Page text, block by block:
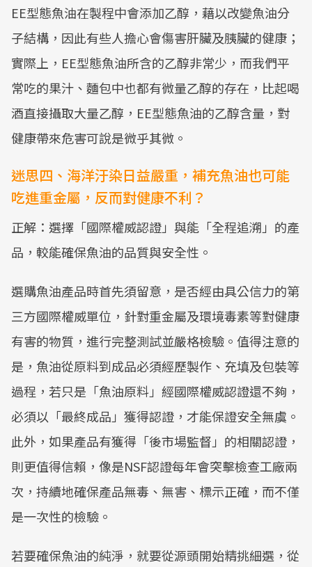
EE型態魚油在製程中會添加乙醇，藉以改變魚油分
子結構，因此有些人擔心會傷害肝臟及胰臟的健康；
實際上，EE型態魚油所含的乙醇非常少，而我們平
常吃的果汁、麵包中也都有微量乙醇的存在，比起喝
酒直接攝取大量乙醇，EE型態魚油的乙醇含量，對
健康帶來危害可說是微乎其微。
迷思四、海洋汙染日益嚴重，補充魚油也可能
吃進重金屬，反而對健康不利？
正解：選擇「國際權威認證」與能「全程追溯」的產
品，較能確保魚油的品質與安全性。
選購魚油產品時首先須留意，是否經由具公信力的第
三方國際權威單位，針對重金屬及環境毒素等對健康
有害的物質，進行完整測試並嚴格檢驗。值得注意的
是，魚油從原料到成品必須經歷製作、充填及包裝等
過程，若只是「魚油原料」經國際權威認證還不夠，
必須以「最終成品」獲得認證，才能保證安全無虞。
此外，如果產品有獲得「後市場監督」的相關認證，
則更值得信賴，像是NSF認證每年會突擊檢查工廠兩
次，持續地確保產品無毒、無害、標示正確，而不僅
是一次性的檢驗。
若要確保魚油的純淨，就要從源頭開始精挑細選，從